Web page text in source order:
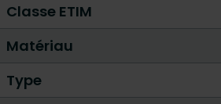
Classe ETIM
Matériau
Type